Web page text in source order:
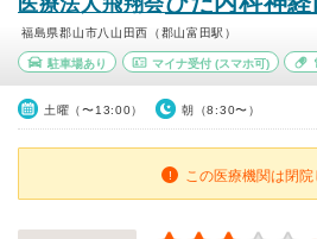
福島県郡山市八山田西（郡山富田駅）
駐車場あり マイナ受付(スマホ可)
土曜（〜13:00） 朝（8:30〜）
この医療機関は閉院